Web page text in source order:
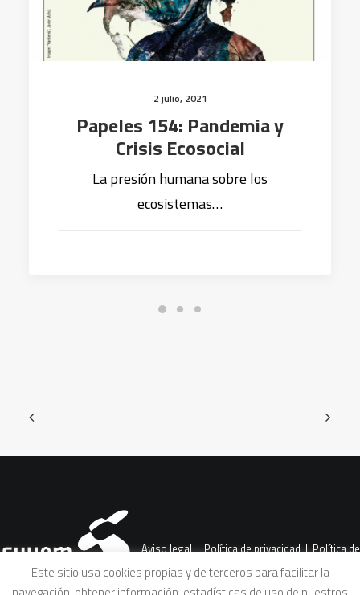
2 julio, 2021
Papeles 154: Pandemia y
Crisis Ecosocial
La presión humana sobre los
ecosistemas…
Aviso legal|Política de privacidad|Política de
Este sitio usa cookies propias y de terceros para facilitar la